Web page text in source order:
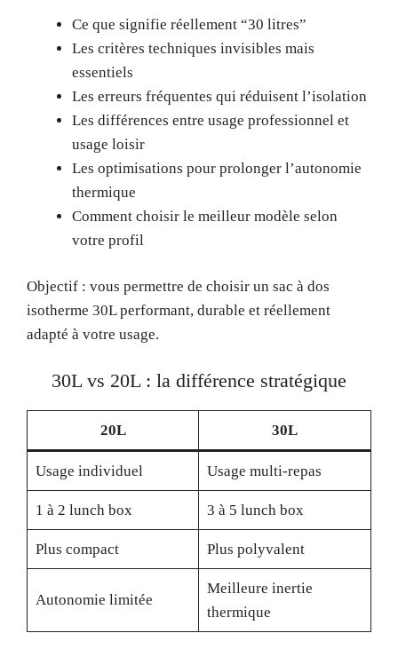
Ce que signifie réellement “30 litres”
Les critères techniques invisibles mais
essentiels
Les erreurs fréquentes qui réduisent l’isolation
Les différences entre usage professionnel et
usage loisir
Les optimisations pour prolonger l’autonomie
thermique
Comment choisir le meilleur modèle selon
votre profil
Objectif : vous permettre de choisir un sac à dos
isotherme 30L performant, durable et réellement
adapté à votre usage.
30L vs 20L : la différence stratégique
20L 30L
Usage individuel Usage multi-repas
1 à 2 lunch box 3 à 5 lunch box
Plus compact Plus polyvalent
Autonomie limitée
Meilleure inertie
thermique